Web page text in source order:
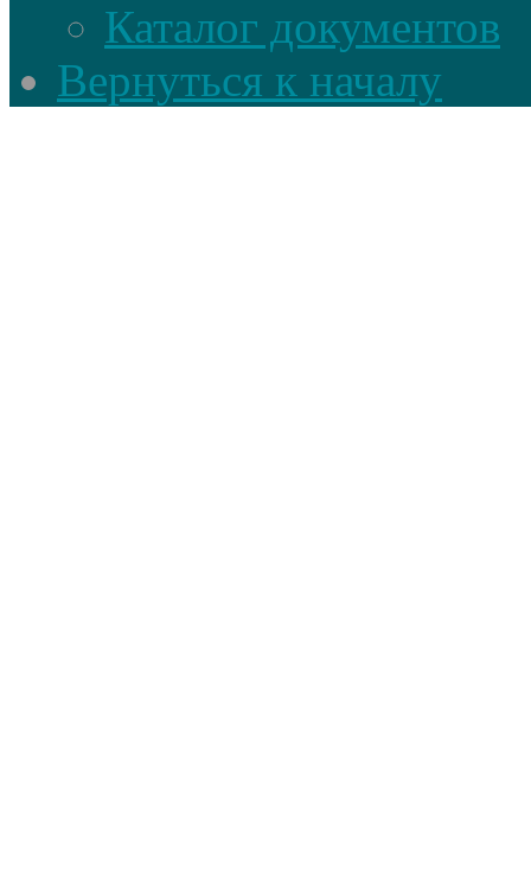
Каталог документов
Вернуться к началу